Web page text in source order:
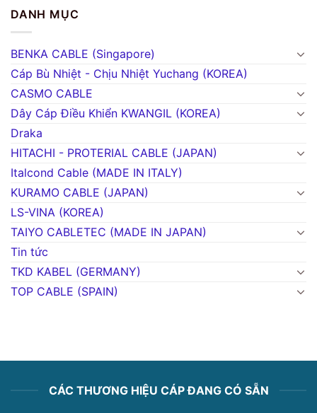
DANH MỤC
BENKA CABLE (Singapore)
Cáp Bù Nhiệt - Chịu Nhiệt Yuchang (KOREA)
CASMO CABLE
Dây Cáp Điều Khiển KWANGIL (KOREA)
Draka
HITACHI - PROTERIAL CABLE (JAPAN)
Italcond Cable (MADE IN ITALY)
KURAMO CABLE (JAPAN)
LS-VINA (KOREA)
TAIYO CABLETEC (MADE IN JAPAN)
Tin tức
TKD KABEL (GERMANY)
TOP CABLE (SPAIN)
CÁC THƯƠNG HIỆU CÁP ĐANG CÓ SẴN